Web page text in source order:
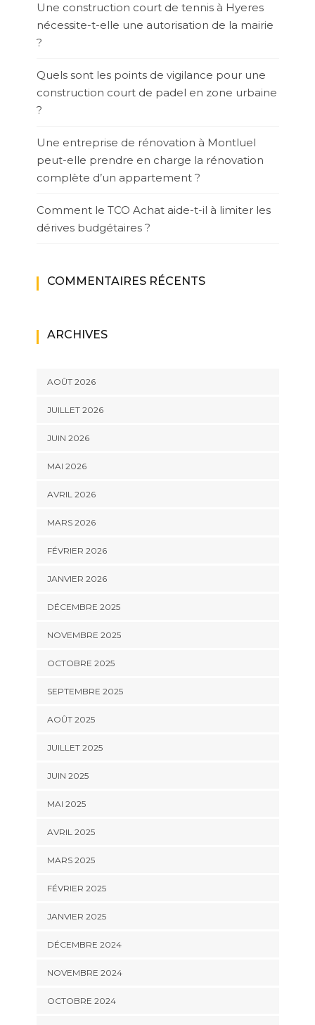
Une construction court de tennis à Hyeres
nécessite-t-elle une autorisation de la mairie
?
Quels sont les points de vigilance pour une
construction court de padel en zone urbaine
?
Une entreprise de rénovation à Montluel
peut-elle prendre en charge la rénovation
complète d’un appartement ?
Comment le TCO Achat aide-t-il à limiter les
dérives budgétaires ?
COMMENTAIRES RÉCENTS
ARCHIVES
AOÛT 2026
JUILLET 2026
JUIN 2026
MAI 2026
AVRIL 2026
MARS 2026
FÉVRIER 2026
JANVIER 2026
DÉCEMBRE 2025
NOVEMBRE 2025
OCTOBRE 2025
SEPTEMBRE 2025
AOÛT 2025
JUILLET 2025
JUIN 2025
MAI 2025
AVRIL 2025
MARS 2025
FÉVRIER 2025
JANVIER 2025
DÉCEMBRE 2024
NOVEMBRE 2024
OCTOBRE 2024